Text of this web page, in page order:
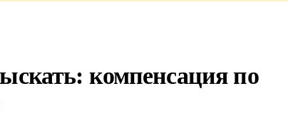
компенсация по